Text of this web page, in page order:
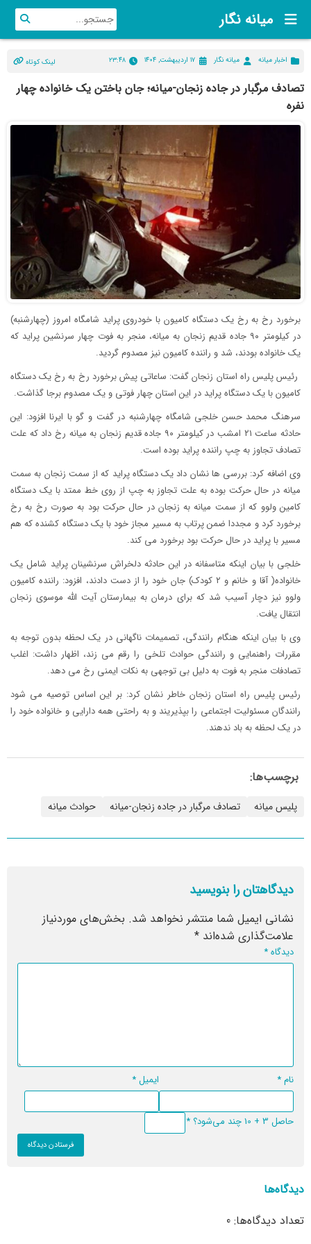
میانه نگار
اخبار میانه میانه نگار ۱۷ اردیبهشت, ۱۴۰۴ ۲۳:۴۸ لینک کوتاه
تصادف مرگبار در جاده زنجان-میانه؛ جان باختن یک خانواده چهار
نفره
برخورد رخ به رخ یک دستگاه کامیون با خودروی پراید شامگاه امروز (چهارشنبه)
در کیلومتر ۹۰ جاده قدیم زنجان به میانه، منجر به فوت چهار سرنشین پراید که
یک خانواده بودند، شد و راننده کامیون نیز مصدوم گردید.
رئیس پلیس راه استان زنجان گفت: ساعاتی پیش برخورد رخ به رخ یک دستگاه
کامیون با یک دستگاه پراید در این‌ استان چهار فوتی ‌و یک مصدوم برجا گذاشت.
سرهنگ محمد حسن خلجی شامگاه چهارشنبه در گفت و گو با ایرنا افزود: این
حادثه ساعت ۲۱ امشب در کیلومتر ۹۰ جاده قدیم زنجان به میانه رخ داد که علت
تصادف تجاوز به چپ راننده پراید بوده است.
وی اضافه کرد: بررسی ها نشان داد یک دستگاه پراید که از سمت زنجان به سمت
میانه در حال حرکت بوده به علت تجاوز به چپ از روی خط ممتد با یک دستگاه
کامین ولوو که از سمت میانه به زنجان در حال حرکت بود به صورت رخ به رخ
برخورد کرد و مجددا ضمن پرتاب به مسیر مجاز خود با یک دستگاه کشنده که هم
مسیر با پراید در حال حرکت بود برخورد می کند.
خلجی با بیان اینکه متاسفانه در این حادثه دلخراش سرنشینان پراید شامل یک
خانواده( آقا و خانم و ۲ کودک) جان خود را از دست دادند، افزود: راننده کامیون
ولوو نیز دچار آسیب شد که برای درمان به بیمارستان آیت الله موسوی زنجان
انتقال یافت.
وی با بیان اینکه هنگام رانندگی، تصمیمات ناگهانی در یک لحظه بدون توجه به
مقررات راهنمایی و رانندگی حوادث تلخی را رقم می زند، اظهار داشت: اغلب
تصادفات منجر به فوت به دلیل بی توجهی به نکات ایمنی رخ می دهد.
رئیس پلیس راه استان زنجان خاطر نشان کرد: بر این اساس توصیه می شود
رانندگان مسئولیت اجتماعی را بپذیریند و به راحتی همه دارایی و خانواده خود را
در یک لحظه به باد ندهند.
برچسب‌ها:
پلیس میانه تصادف مرگبار در جاده زنجان-میانه حوادث میانه
دیدگاهتان را بنویسید
نشانی ایمیل شما منتشر نخواهد شد. بخش‌های موردنیاز
علامت‌گذاری شده‌اند *
دیدگاه*
نام* ایمیل*
حاصل 3 + 10 چند می‌شود؟ *
دیدگاه‌ها
تعداد دیدگاه‌ها: 0